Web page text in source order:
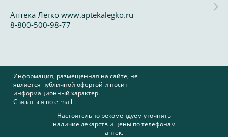
Аптека Легко www.aptekalegko.ru
8-800-500-98-77
Информация, размещенная на сайте, не
является публичной офертой и носит
информационный характер.
Связаться по e-mail
Настоятельно рекомендуем уточнять
наличие лекарств и цены по телефонам
аптек.